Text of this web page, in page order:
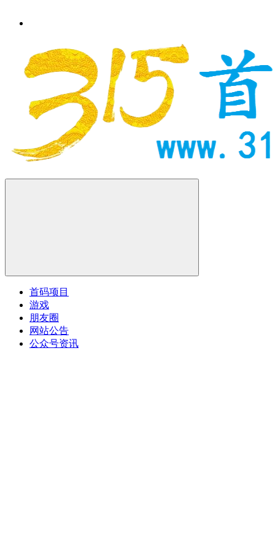
首码项目
游戏
朋友圈
网站公告
公众号资讯